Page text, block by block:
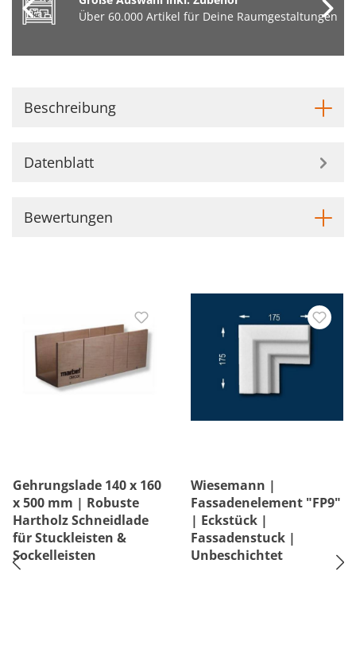
Über 60.000 Artikel für Deine Raumgestaltungen
Beschreibung
Datenblatt
Bewertungen
Gehrungslade 140 x 160
x 500 mm | Robuste
Hartholz Schneidlade
für Stuckleisten &
Sockelleisten
Wiesemann |
Fassadenelement "FP9"
| Eckstück |
Fassadenstuck |
Unbeschichtet